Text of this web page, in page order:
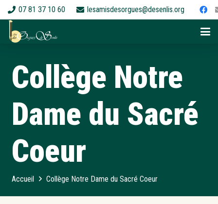
07 81 37 10 60 lesamisdesorgues@desenlis.org
Collège Notre
Dame du Sacré
Coeur
Accueil Collège Notre Dame du Sacré Coeur